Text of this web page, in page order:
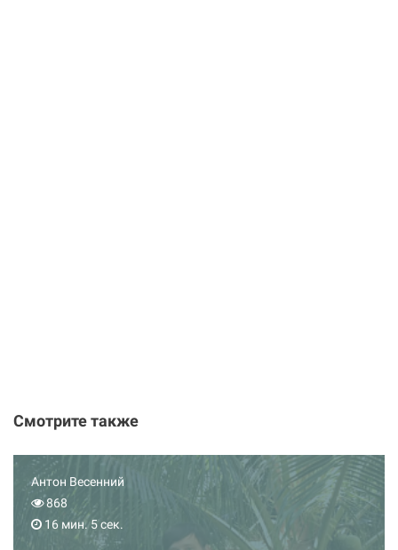
Смотрите также
Антон Весенний
868
16 мин. 5 сек.